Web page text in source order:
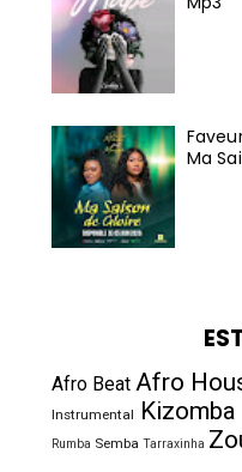
Ma
Afro Beat Afro
Instrumental Kizomba
Rumba Semba Tarraxinha